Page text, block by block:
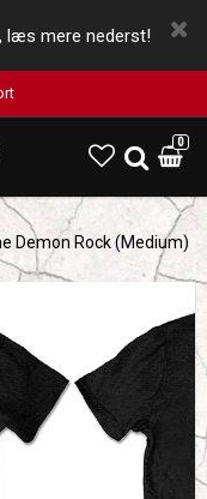
læs mere nederst!
0
Demon Rock (Medium)